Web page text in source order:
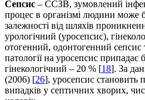
Сепсис – ССЗВ, зумовлений
процес в організмі людини може
залежності від шляхів
урологічний (уросепсис),
отогенний, одонтогенний сепсис
патології на уросепсис
гінекологічний – 20 % [18]. За
(2006) [26], уросепсис становить
випадків у септичних хворих,